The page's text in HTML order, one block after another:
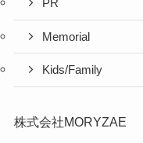
PR
Memorial
Kids/Family
株式会社MORYZAE